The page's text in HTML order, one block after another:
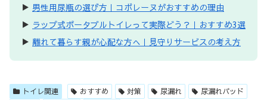
▶ 男性用尿瓶の選び方｜コボレーヌがおすすめの理由
▶ ラップ式ポータブルトイレって実際どう？｜おすすめ3選
▶ 離れて暮らす親が心配な方へ｜見守りサービスの考え方
トイレ関連 おすすめ 対策 尿漏れ
尿漏れパッド